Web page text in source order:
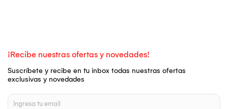
¡Recibe nuestras ofertas y novedades!
Suscríbete y recibe en tu inbox todas nuestras ofertas
exclusivas y novedades